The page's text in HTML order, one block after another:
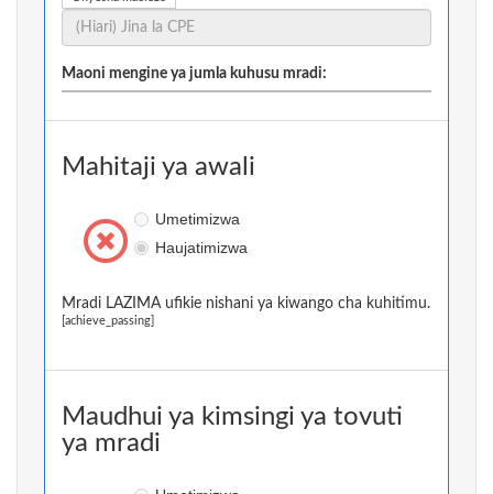
Maoni mengine ya jumla kuhusu mradi:
Mahitaji ya awali
Umetimizwa
Haujatimizwa
Mradi LAZIMA ufikie nishani ya kiwango cha kuhitimu.
[achieve_passing]
Maudhui ya kimsingi ya tovuti
ya mradi